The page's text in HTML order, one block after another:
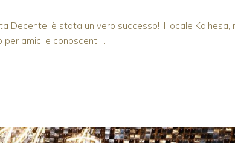
Decente, è stata un vero successo! Il locale Kalhesa,
per amici e conoscenti.